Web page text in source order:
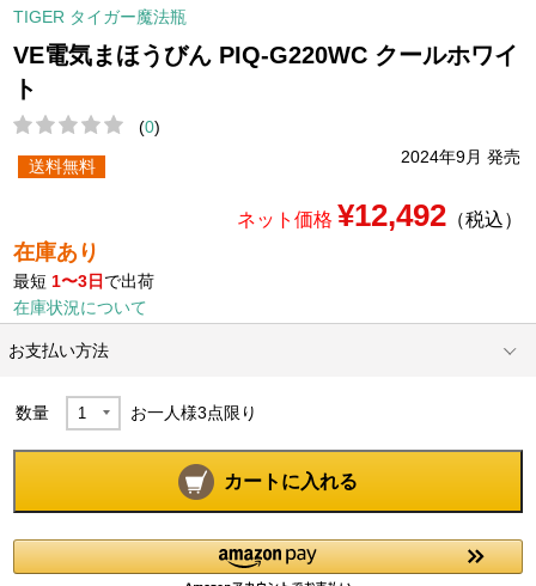
TIGER タイガー魔法瓶
VE電気まほうびん PIQ-G220WC クールホワイ
ト
(0)
2024年9月 発売
送料無料
ネット価格 ¥12,492（税込）
在庫あり
最短 1〜3日 で出荷
在庫状況について
お支払い方法
数量 お一人様3点限り
カートに入れる